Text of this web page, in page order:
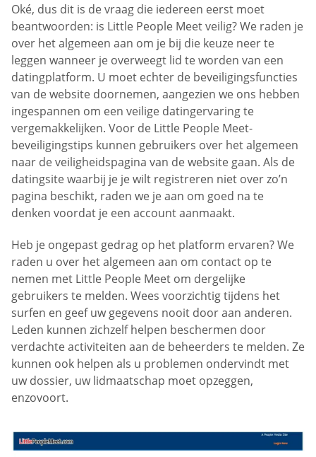
Oké, dus dit is de vraag die iedereen eerst moet
beantwoorden: is Little People Meet veilig? We raden je
over het algemeen aan om je bij die keuze neer te
leggen wanneer je overweegt lid te worden van een
datingplatform. U moet echter de beveiligingsfuncties
van de website doornemen, aangezien we ons hebben
ingespannen om een veilige datingervaring te
vergemakkelijken. Voor de Little People Meet-
beveiligingstips kunnen gebruikers over het algemeen
naar de veiligheidspagina van de website gaan. Als de
datingsite waarbij je je wilt registreren niet over zo’n
pagina beschikt, raden we je aan om goed na te
denken voordat je een account aanmaakt.
Heb je ongepast gedrag op het platform ervaren? We
raden u over het algemeen aan om contact op te
nemen met Little People Meet om dergelijke
gebruikers te melden. Wees voorzichtig tijdens het
surfen en geef uw gegevens nooit door aan anderen.
Leden kunnen zichzelf helpen beschermen door
verdachte activiteiten aan de beheerders te melden. Ze
kunnen ook helpen als u problemen ondervindt met
uw dossier, uw lidmaatschap moet opzeggen,
enzovoort.